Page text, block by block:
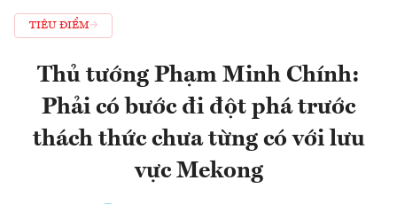
TIÊU ĐIỂM
Thủ tướng Phạm Minh Chính:
Phải có bước đi đột phá trước
thách thức chưa từng có với lưu
vực Mekong